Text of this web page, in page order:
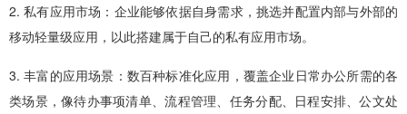
2. 私有应用市场：企业能够依据自身需求，挑选并配置内部与外部的
移动轻量级应用，以此搭建属于自己的私有应用市场。
3. 丰富的应用场景：数百种标准化应用，覆盖企业日常办公所需的各
类场景，像待办事项清单、流程管理、任务分配、日程安排、公文处